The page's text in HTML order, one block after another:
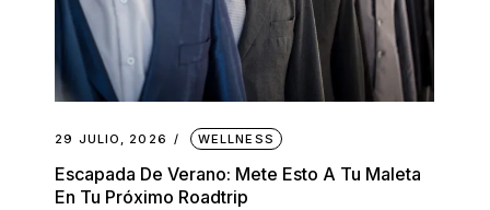
29 JULIO, 2026 WELLNESS
Escapada De Verano: Mete Esto A Tu Maleta
En Tu Próximo Roadtrip